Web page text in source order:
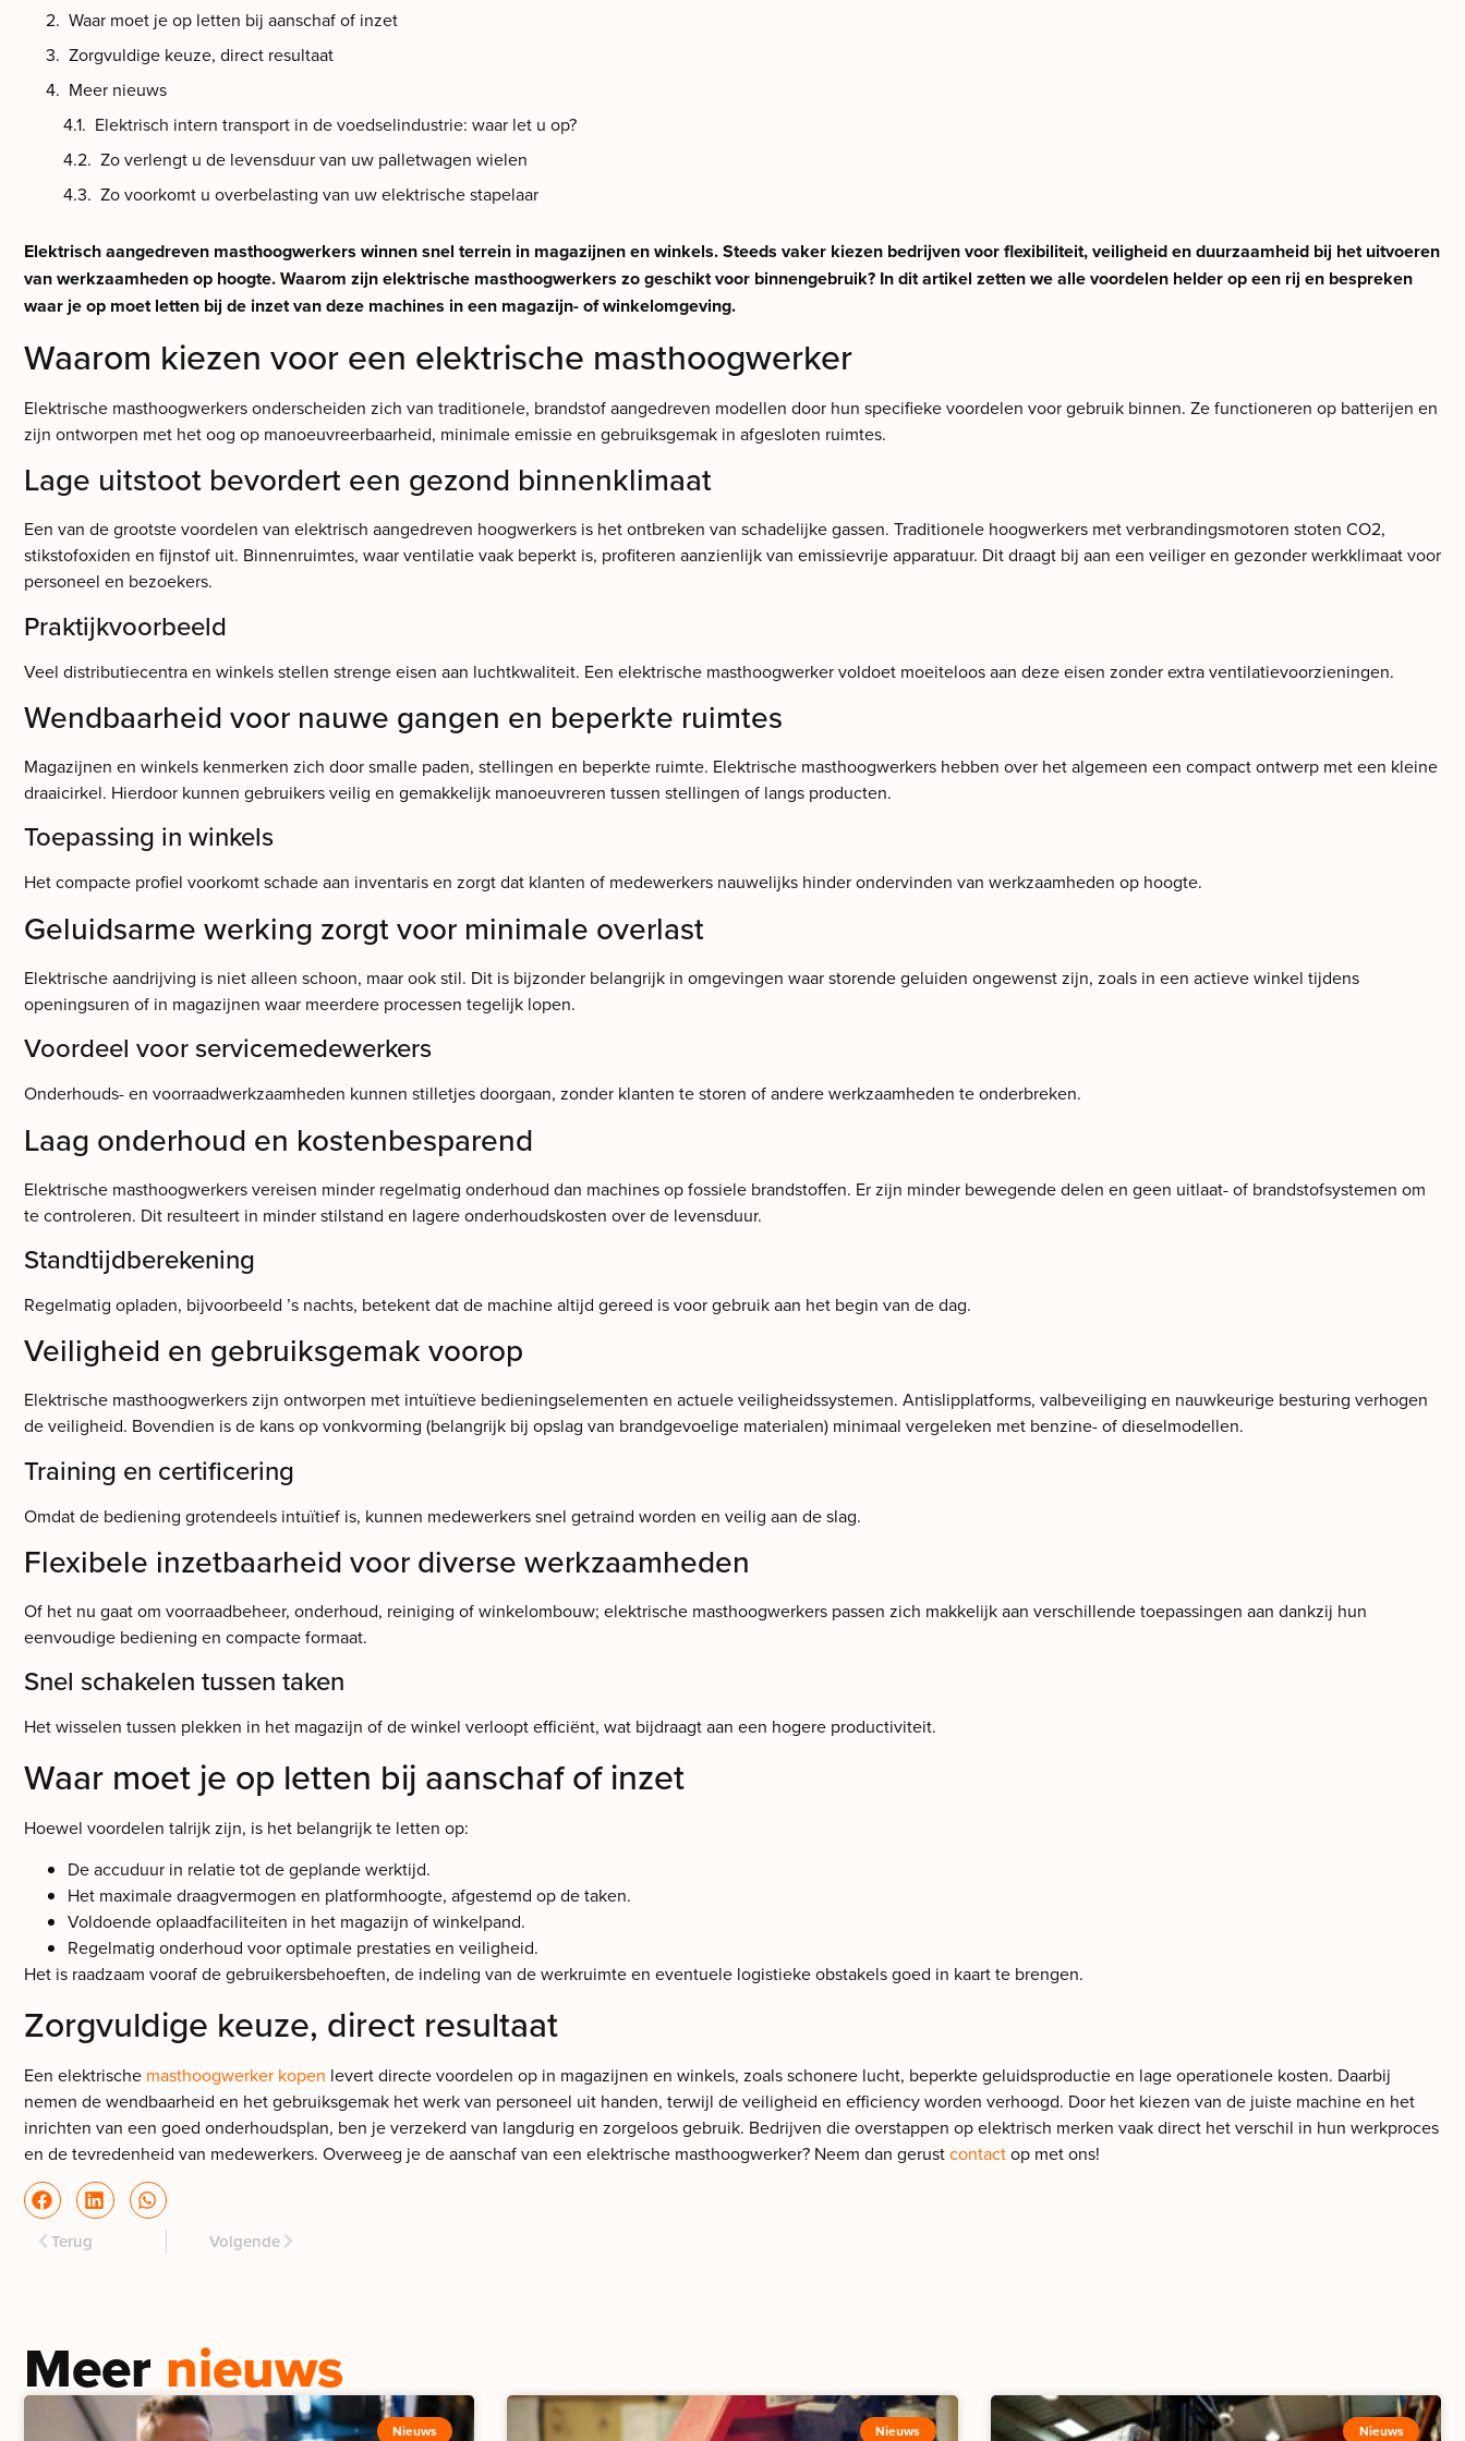
Waar moet je op letten bij aanschaf of inzet
Zorgvuldige keuze, direct resultaat
Meer nieuws
Elektrisch intern transport in de voedselindustrie: waar let u op?
Zo verlengt u de levensduur van uw palletwagen wielen
Zo voorkomt u overbelasting van uw elektrische stapelaar
Elektrisch aangedreven masthoogwerkers winnen snel terrein in magazijnen en winkels. Steeds vaker kiezen bedrijven voor flexibiliteit, veiligheid en duurzaamheid bij het uitvoeren
van werkzaamheden op hoogte. Waarom zijn elektrische masthoogwerkers zo geschikt voor binnengebruik? In dit artikel zetten we alle voordelen helder op een rij en bespreken
waar je op moet letten bij de inzet van deze machines in een magazijn- of winkelomgeving.
Waarom kiezen voor een elektrische masthoogwerker
Elektrische masthoogwerkers onderscheiden zich van traditionele, brandstof aangedreven modellen door hun specifieke voordelen voor gebruik binnen. Ze functioneren op batterijen en
zijn ontworpen met het oog op manoeuvreerbaarheid, minimale emissie en gebruiksgemak in afgesloten ruimtes.
Lage uitstoot bevordert een gezond binnenklimaat
Een van de grootste voordelen van elektrisch aangedreven hoogwerkers is het ontbreken van schadelijke gassen. Traditionele hoogwerkers met verbrandingsmotoren stoten CO2,
stikstofoxiden en fijnstof uit. Binnenruimtes, waar ventilatie vaak beperkt is, profiteren aanzienlijk van emissievrije apparatuur. Dit draagt bij aan een veiliger en gezonder werkklimaat voor
personeel en bezoekers.
Praktijkvoorbeeld
Veel distributiecentra en winkels stellen strenge eisen aan luchtkwaliteit. Een elektrische masthoogwerker voldoet moeiteloos aan deze eisen zonder extra ventilatievoorzieningen.
Wendbaarheid voor nauwe gangen en beperkte ruimtes
Magazijnen en winkels kenmerken zich door smalle paden, stellingen en beperkte ruimte. Elektrische masthoogwerkers hebben over het algemeen een compact ontwerp met een kleine
draaicirkel. Hierdoor kunnen gebruikers veilig en gemakkelijk manoeuvreren tussen stellingen of langs producten.
Toepassing in winkels
Het compacte profiel voorkomt schade aan inventaris en zorgt dat klanten of medewerkers nauwelijks hinder ondervinden van werkzaamheden op hoogte.
Geluidsarme werking zorgt voor minimale overlast
Elektrische aandrijving is niet alleen schoon, maar ook stil. Dit is bijzonder belangrijk in omgevingen waar storende geluiden ongewenst zijn, zoals in een actieve winkel tijdens
openingsuren of in magazijnen waar meerdere processen tegelijk lopen.
Voordeel voor servicemedewerkers
Onderhouds- en voorraadwerkzaamheden kunnen stilletjes doorgaan, zonder klanten te storen of andere werkzaamheden te onderbreken.
Laag onderhoud en kostenbesparend
Elektrische masthoogwerkers vereisen minder regelmatig onderhoud dan machines op fossiele brandstoffen. Er zijn minder bewegende delen en geen uitlaat- of brandstofsystemen om
te controleren. Dit resulteert in minder stilstand en lagere onderhoudskosten over de levensduur.
Standtijdberekening
Regelmatig opladen, bijvoorbeeld ’s nachts, betekent dat de machine altijd gereed is voor gebruik aan het begin van de dag.
Veiligheid en gebruiksgemak voorop
Elektrische masthoogwerkers zijn ontworpen met intuïtieve bedieningselementen en actuele veiligheidssystemen. Antislipplatforms, valbeveiliging en nauwkeurige besturing verhogen
de veiligheid. Bovendien is de kans op vonkvorming (belangrijk bij opslag van brandgevoelige materialen) minimaal vergeleken met benzine- of dieselmodellen.
Training en certificering
Omdat de bediening grotendeels intuïtief is, kunnen medewerkers snel getraind worden en veilig aan de slag.
Flexibele inzetbaarheid voor diverse werkzaamheden
Of het nu gaat om voorraadbeheer, onderhoud, reiniging of winkelombouw; elektrische masthoogwerkers passen zich makkelijk aan verschillende toepassingen aan dankzij hun
eenvoudige bediening en compacte formaat.
Snel schakelen tussen taken
Het wisselen tussen plekken in het magazijn of de winkel verloopt efficiënt, wat bijdraagt aan een hogere productiviteit.
Waar moet je op letten bij aanschaf of inzet
Hoewel voordelen talrijk zijn, is het belangrijk te letten op:
De accuduur in relatie tot de geplande werktijd.
Het maximale draagvermogen en platformhoogte, afgestemd op de taken.
Voldoende oplaadfaciliteiten in het magazijn of winkelpand.
Regelmatig onderhoud voor optimale prestaties en veiligheid.
Het is raadzaam vooraf de gebruikersbehoeften, de indeling van de werkruimte en eventuele logistieke obstakels goed in kaart te brengen.
Zorgvuldige keuze, direct resultaat
Een elektrische masthoogwerker kopen levert directe voordelen op in magazijnen en winkels, zoals schonere lucht, beperkte geluidsproductie en lage operationele kosten. Daarbij
nemen de wendbaarheid en het gebruiksgemak het werk van personeel uit handen, terwijl de veiligheid en efficiency worden verhoogd. Door het kiezen van de juiste machine en het
inrichten van een goed onderhoudsplan, ben je verzekerd van langdurig en zorgeloos gebruik. Bedrijven die overstappen op elektrisch merken vaak direct het verschil in hun werkproces
en de tevredenheid van medewerkers. Overweeg je de aanschaf van een elektrische masthoogwerker? Neem dan gerustcontactop met ons!
Terug Volgende
Meer nieuws
Nieuws Nieuws Nieuws